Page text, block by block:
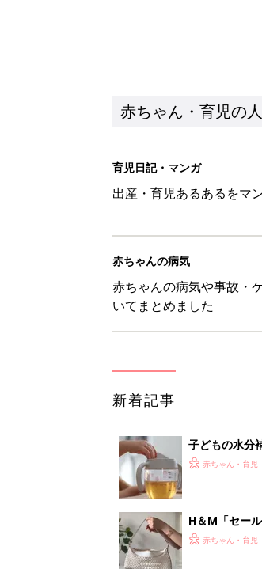
赤ちゃん・育児の
育児日記・マンガ
出産・育児あるあるをマ
赤ちゃんの病気
赤ちゃんの病気や事故・
いてまとめました
新着記事
子どもの水分
く3つのコツ
赤ちゃん・育児
H＆М「セー
赤ちゃん・育児